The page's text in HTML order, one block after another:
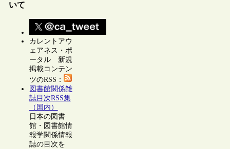
いて
カレントアウ
ェアネス・ポ
ータル 新規
掲載コンテン
ツのRSS：
図書館関係雑
誌目次RSS集
（国内）
日本の図書
館・図書館情
報学関係情報
誌の目次を